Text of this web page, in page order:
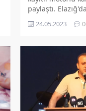
paylaştı.
ölçeğinde kayıtlı
taşıtı sayısı 143
24.05.2023 0